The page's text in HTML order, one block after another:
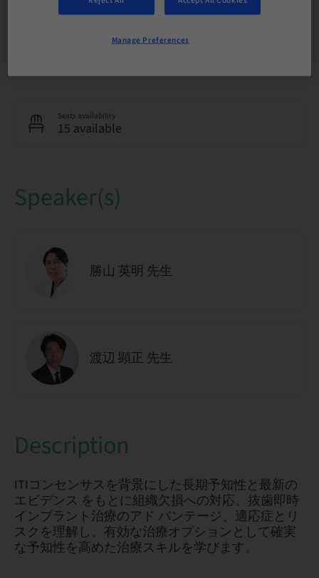
National
Seats availability
15 available
Speaker(s)
勝山 英明 先生
渡辺 顕正 先生
Description
ITIコンセンサスを背景にした長期予知性と最新の
エビデンス をもとに組織欠損への対応、抜歯即時
インプラント治療のアド バンテージ、適応症とリ
スクを理解し、有効な治療オプションとして確実
な予知性を高めた治療スキルを学びます。
Manage Preferences